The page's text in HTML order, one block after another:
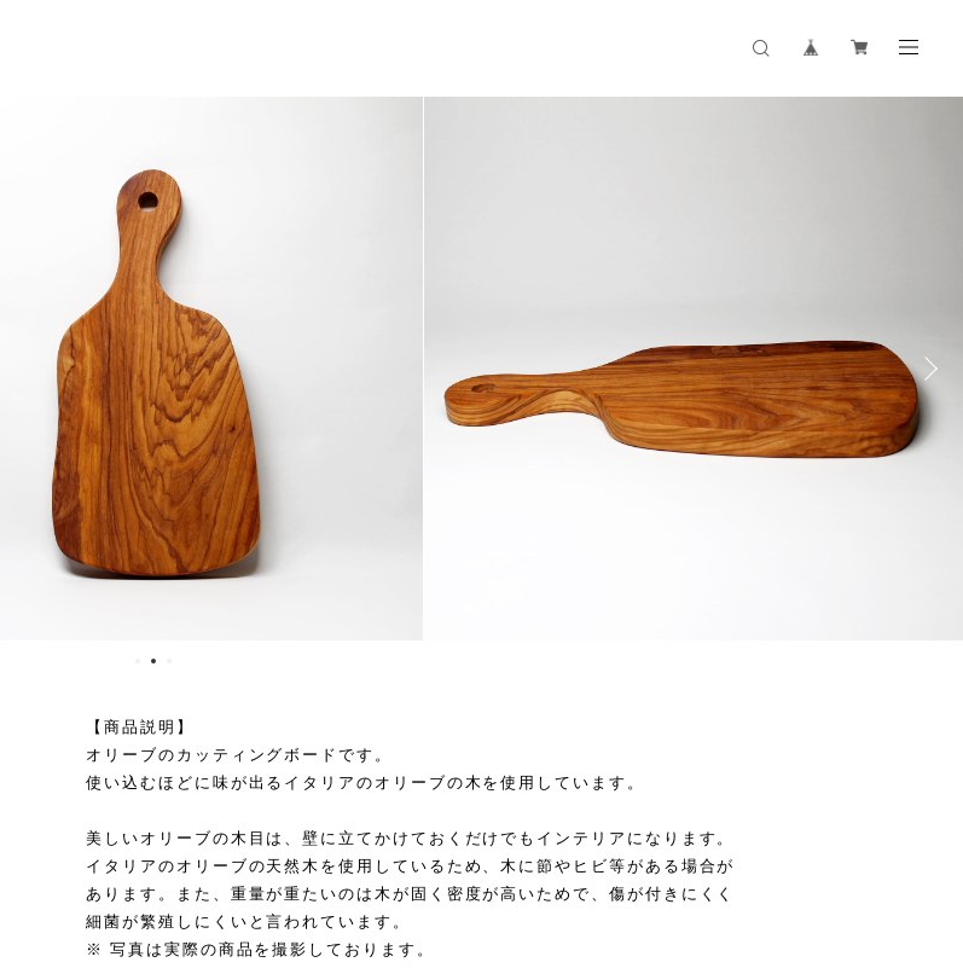
【商品説明】
オリーブのカッティングボードです。
使い込むほどに味が出るイタリアのオリーブの木を使用しています。
美しいオリーブの木目は、壁に立てかけておくだけでもインテリアになります。
イタリアのオリーブの天然木を使用しているため、木に節やヒビ等がある場合が
あります。また、重量が重たいのは木が固く密度が高いためで、傷が付きにくく
細菌が繁殖しにくいと言われています。
※ 写真は実際の商品を撮影しております。